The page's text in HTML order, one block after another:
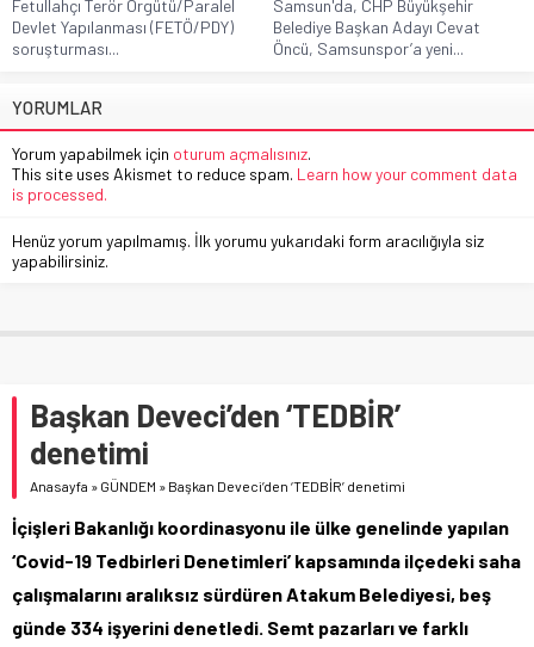
Fetullahçı Terör Örgütü/Paralel
Devlet Yapılanması (FETÖ/PDY)
soruşturması...
Samsun'da, CHP Büyükşehir
Belediye Başkan Adayı Cevat
Öncü, Samsunspor’a yeni...
YORUMLAR
Yorum yapabilmek için oturum açmalısınız.
This site uses Akismet to reduce spam. Learn how your comment data
is processed.
Henüz yorum yapılmamış. İlk yorumu yukarıdaki form aracılığıyla siz
yapabilirsiniz.
Başkan Deveci’den ‘TEDBİR’
denetimi
Anasayfa » GÜNDEM » Başkan Deveci’den ‘TEDBİR’ denetimi
İçişleri Bakanlığı koordinasyonu ile ülke genelinde yapılan
‘Covid-19 Tedbirleri Denetimleri’ kapsamında ilçedeki saha
çalışmalarını aralıksız sürdüren Atakum Belediyesi, beş
günde 334 işyerini denetledi. Semt pazarları ve farklı